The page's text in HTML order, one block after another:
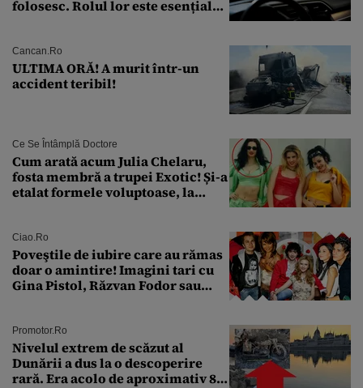
folosesc. Rolul lor este esențial
Cancan.ro
ULTIMA ORĂ! A murit într-un
accident teribil!
Ce Se Întâmplă Doctore
Cum arată acum Julia Chelaru,
fosta membră a trupei Exotic! Și-a
etalat formele voluptoase, la
Ciao.ro
Poveştile de iubire care au rămas
doar o amintire! Imagini tari cu
Gina Pistol, Răzvan Fodor sau
Promotor.ro
Nivelul extrem de scăzut al
Dunării a dus la o descoperire
rară. Era acolo de aproximativ 80